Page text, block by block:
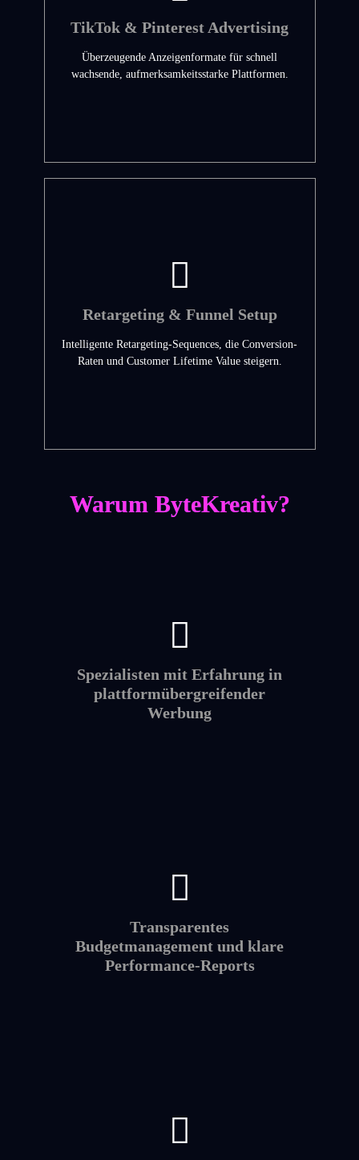
TikTok & Pinterest Advertising
Überzeugende Anzeigenformate für schnell
wachsende, aufmerksamkeitsstarke Plattformen.
Retargeting & Funnel Setup
Intelligente Retargeting-Sequences, die Conversion-
Raten und Customer Lifetime Value steigern.
Warum ByteKreativ?
Spezialisten mit Erfahrung in
plattformübergreifender
Werbung
Transparentes
Budgetmanagement und klare
Performance-Reports